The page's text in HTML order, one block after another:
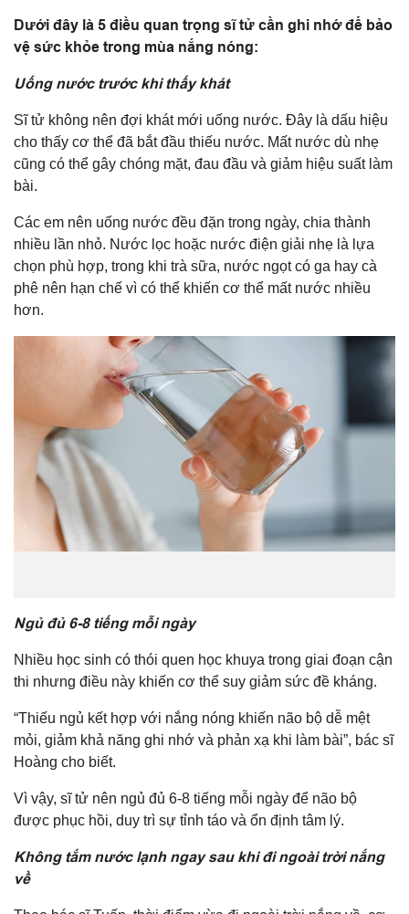
Dưới đây là 5 điều quan trọng sĩ tử cần ghi nhớ để bảo
vệ sức khỏe trong mùa nắng nóng:
Uống nước trước khi thấy khát
Sĩ tử không nên đợi khát mới uống nước. Đây là dấu hiệu
cho thấy cơ thể đã bắt đầu thiếu nước. Mất nước dù nhẹ
cũng có thể gây chóng mặt, đau đầu và giảm hiệu suất làm
bài.
Các em nên uống nước đều đặn trong ngày, chia thành
nhiều lần nhỏ. Nước lọc hoặc nước điện giải nhẹ là lựa
chọn phù hợp, trong khi trà sữa, nước ngọt có ga hay cà
phê nên hạn chế vì có thể khiến cơ thể mất nước nhiều
hơn.
Ngủ đủ 6-8 tiếng mỗi ngày
Nhiều học sinh có thói quen học khuya trong giai đoạn cận
thi nhưng điều này khiến cơ thể suy giảm sức đề kháng.
“Thiếu ngủ kết hợp với nắng nóng khiến não bộ dễ mệt
mỏi, giảm khả năng ghi nhớ và phản xạ khi làm bài”, bác sĩ
Hoàng cho biết.
Vì vậy, sĩ tử nên ngủ đủ 6-8 tiếng mỗi ngày để não bộ
được phục hồi, duy trì sự tỉnh táo và ổn định tâm lý.
Không tắm nước lạnh ngay sau khi đi ngoài trời nắng
về